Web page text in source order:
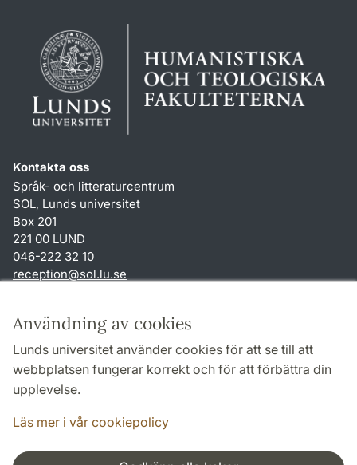
Användning av cookies
Lunds universitet använder cookies för att se till att
webbplatsen fungerar korrekt och för att förbättra din
upplevelse.
Läs mer i vår cookiepolicy
Kontakta oss
Språk- och litteraturcentrum
SOL, Lunds universitet
Box 201
221 00 LUND
046-222 32 10
reception@sol.lu.se
Genvägar
Om webbplatsen och cookies
Behandling av personuppgifter
Tillgänglighetsredogörelse